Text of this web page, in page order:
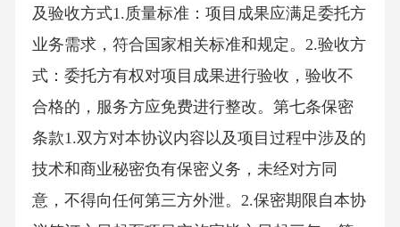
及验收方式1.质量标准：项目成果应满足委托方
业务需求，符合国家相关标准和规定。2.验收方
式：委托方有权对项目成果进行验收，验收不
合格的，服务方应免费进行整改。第七条保密
条款1.双方对本协议内容以及项目过程中涉及的
技术和商业秘密负有保密义务，未经对方同
意，不得向任何第三方外泄。2.保密期限自本协